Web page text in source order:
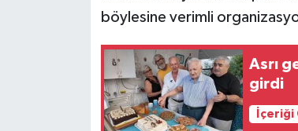
böylesine verimli
Asrı
girdi